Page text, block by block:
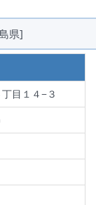
県]
目１４−３